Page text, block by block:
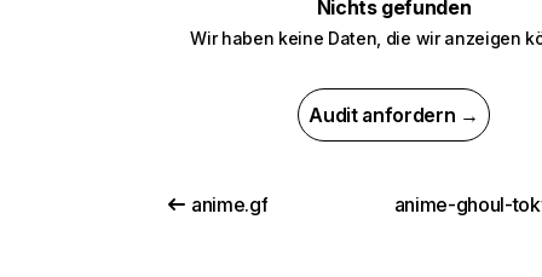
Nichts gefunden
Wir haben keine Daten, die wir anzeigen
Audit anfordern →
anime.gf